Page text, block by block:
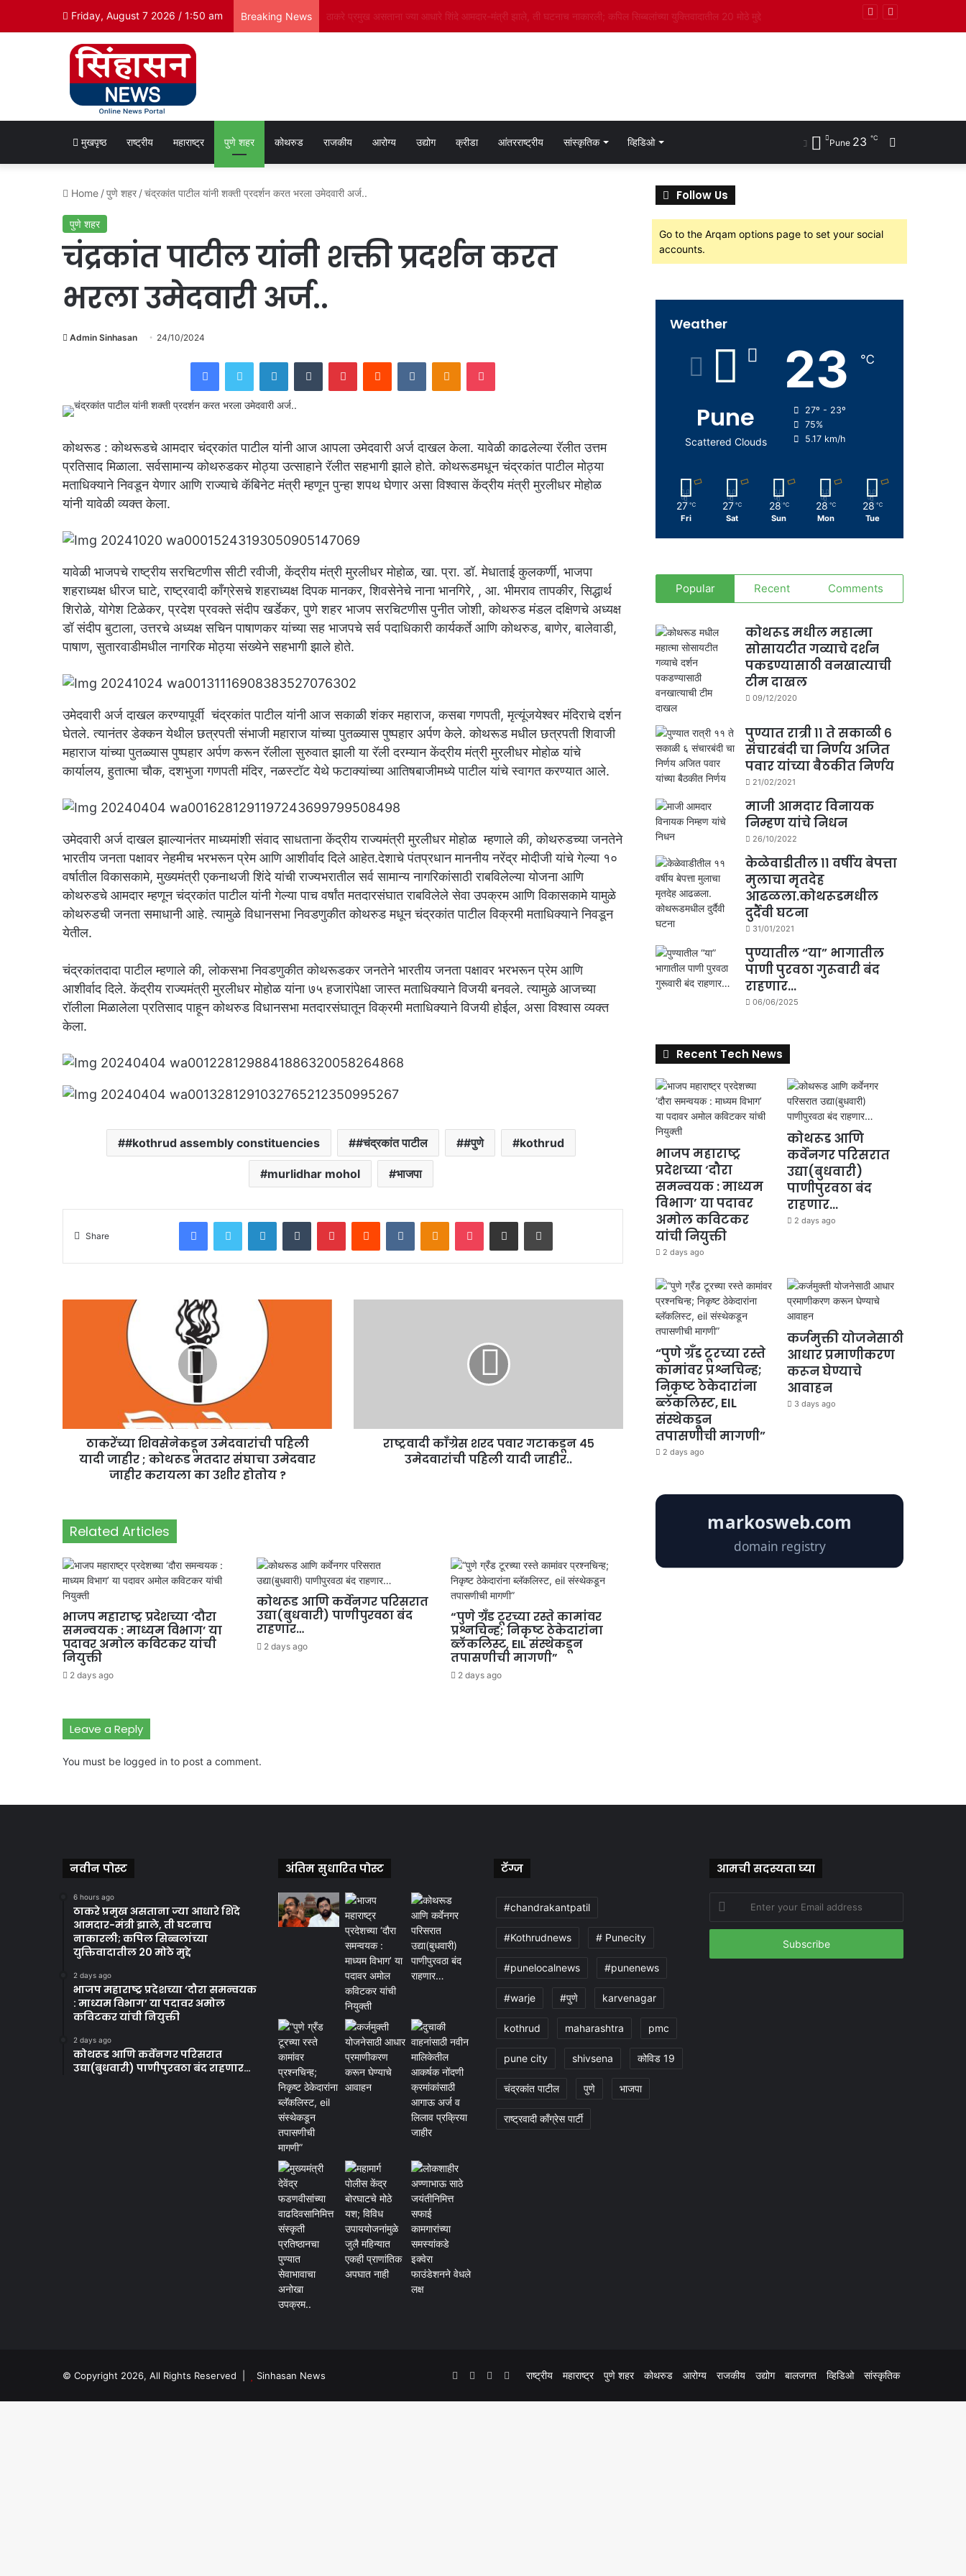
Friday, August 7 2026 / 1:50 am Breaking News भाजप महाराष्ट्र प्रदेशच्या ‘दौरा समन्वयक : माध्यम विभाग’ या पदावर अमोल कविटकर यांची नियुक्ती
मुखपृष्ठ राष्ट्रीय महाराष्ट्र पुणे शहर कोथरुड राजकीय आरोग्य उद्योग क्रीडा आंतरराष्ट्रीय सांस्कृतिक व्हिडिओ Pune 23 ℃
Home /पुणे शहर /चंद्रकांत पाटील यांनी शक्ती प्रदर्शन करत भरला उमेदवारी अर्ज..
पुणे शहर
चंद्रकांत पाटील यांनी शक्ती प्रदर्शन करत
भरला उमेदवारी अर्ज..
Admin Sinhasan 24/10/2024
FacebookTwitterLinkedInTumblrPinterestReddit VKontakteOdnoklassniki
Pocket
कोथरूड : कोथरूडचे आमदार चंद्रकांत पाटील यांंनी आज आपला उमेदवारी अर्ज दाखल केला. यावेळी काढलेल्या रॅलीत उत्तम
प्रतिसाद मिळाला. सर्वसामान्य कोथरुडकर मोठ्या उत्साहाने रॅलीत सहभागी झाले होते. कोथरूडमधून चंद्रकांत पाटील मोठ्या
मताधिक्याने निवडून येणार आणि राज्याचे कॅबिनेट मंत्री म्हणून पुन्हा शपथ घेणार असा विश्वास केंद्रीय मंत्री मुरलीधर मोहोळ
यांनी यावेळी व्यक्त केला.
यावेळी भाजपचे राष्ट्रीय सरचिटणीस सीटी रवीजी, केंद्रीय मंत्री मुरलीधर मोहोळ, खा. प्रा. डॉ. मेधाताई कुलकर्णी, भाजपा
शहराध्यक्ष धीरज घाटे, राष्ट्रवादी काँग्रेसचे शहराध्यक्ष दिपक मानकर, शिवसेनेचे नाना भानगिरे, , आ. भीमराव तापकीर, सिद्धार्थ
शिरोळे, योगेश टिळेकर, प्रदेश प्रवक्ते संदीप खर्डेकर, पुणे शहर भाजप सरचिटणीस पुनीत जोशी, कोथरुड मंडल दक्षिणचे अध्यक्ष
डॉ संदीप बुटाला, उत्तरचे अध्यक्ष सचिन पाषाणकर यांच्या सह भाजपचे सर्व पदाधिकारी कार्यकर्ते आणि कोथरुड, बाणेर, बालेवाडी,
पाषाण, सुतारवाडीमधील नागरिक मोठ्या संख्येने सहभागी झाले होते.
उमेदवारी अर्ज दाखल करण्यापूर्वी चंद्रकांत पाटील यांनी आज सकाळी शंकर महाराज, कसबा गणपती, मृत्यूंजयेश्वर मंदिराचे दर्शन
घेतले. त्यानंतर डेक्कन येथील छत्रपती संभाजी महाराज यांच्या पुतळ्यास पुष्पहार अर्पण केले. कोथरूड मधील छत्रपती शिवाजी
महाराज यांच्या पुतळ्यास पुष्पहार अर्पण करून रॅलीला सुरुवात झाली या रॅली दरम्यान केंद्रीय मंत्री मुरलीधर मोहोळ यांचे
कार्यालय, हुतात्मा चौक, दशभुजा गणपती मंदिर, नळस्टॉट येथे फटाक्यांच्या आतिषबाजीमध्ये पाटील यांचे स्वागत करण्यात आले.
उमेदवारी अर्ज दाखल झाल्यानंतर माध्यमांशी संवाद साधताना केंद्रीय राज्यमंत्री मुरलीधर मोहोळ म्हणाले की, कोथरुडच्या जनतेने
भारतीय जनता पक्षावर नेहमीच भरभरून प्रेम आणि आशीर्वाद दिले आहेत.‌देशाचे पंतप्रधान माननीय नरेंद्र मोदीजी यांचे गेल्या १०
वर्षातील विकासकामे, मुख्यमंत्री एकनाथजी शिंदे यांची राज्यभरातील सर्व सामान्य नागरिकांसाठी राबविलेल्या योजना आणि
कोथरुडचे आमदार म्हणून चंद्रकांत पाटील यांनी गेल्या पाच वर्षांत मतदारसंघात राबविलेले सेवा उपक्रम आणि विकासकामे यामुळे
कोथरुडची जनता समाधानी आहे. त्यामुळे विधानसभा निवडणुकीत कोथरुड मधून चंद्रकांत पाटील विक्रमी मताधिक्याने निवडून
येतील.
चंद्रकांतदादा पाटील म्हणाले की, लोकसभा निवडणुकीत कोथरूडकर जनतेने भारतीय जनता पक्षावर भरभरून प्रेम आणि
आशीर्वाद दिले. केंद्रीय राज्यमंत्री मुरलीधर मोहोळ यांना ७५ हजारांपेक्षा जास्त मताधिक्याने विजयी बनवले. त्यामुळे आजच्या
रॉलीला मिळालेला प्रतिसाद पाहून कोथरुड विधानसभा मतदारसंघातून विक्रमी मताधिक्याने विजयी होईल, असा विश्वास व्यक्त
केला.
#kothrud assembly constituencies #चंद्रकांत पाटील #पुणे kothrud
murlidhar mohol भाजपा
Share
FacebookTwitterLinkedInTumblrPinterestReddit VKontakteOdnoklassniki
PocketShare via Email Print
ठाकरेंच्या शिवसेनेकडून उमेदवारांची पहिली
यादी जाहीर ; कोथरूड मतदार संघाचा उमेदवार
जाहीर करायला का उशीर होतोय ?
राष्ट्रवादी काँग्रेस शरद पवार गटाकडून ४५
उमेदवारांची पहिली यादी जाहीर..
Related Articles
भाजप महाराष्ट्र प्रदेशच्या ‘दौरा
समन्वयक : माध्यम विभाग’ या
पदावर अमोल कविटकर यांची
नियुक्ती
2 days ago
कोथरूड आणि कर्वेनगर परिसरात
उद्या(बुधवारी) पाणीपुरवठा बंद
राहणार…
2 days ago
“पुणे ग्रँड टूरच्या रस्ते कामांवर
प्रश्नचिन्ह; निकृष्ट ठेकेदारांना
ब्लॅकलिस्ट, EIL संस्थेकडून
तपासणीची मागणी”
2 days ago
Leave a Reply
You must be logged in to post a comment.
Follow Us
Go to the Arqam options page to set your social
accounts.
Weather
Pune
Scattered Clouds
23 ℃
27º - 23º
75%
5.17 km/h
27 ℃
Fri
27 ℃
Sat
28 ℃
Sun
28 ℃
Mon
28 ℃
Tue
Popular Recent Comments
कोथरूड मधील महात्मा
सोसायटीत गव्याचे दर्शन
पकडण्यासाठी वनखात्याची
टीम दाखल
09/12/2020
पुण्यात रात्री ११ ते सकाळी ६
संचारबंदी चा निर्णय अजित
पवार यांच्या बैठकीत निर्णय
21/02/2021
माजी आमदार विनायक
निम्हण यांचे निधन
26/10/2022
केळेवाडीतील ११ वर्षीय बेपत्ता
मुलाचा मृतदेह
आढळला.कोथरूडमधील
दुर्दैवी घटना
31/01/2021
पुण्यातील “या” भागातील
पाणी पुरवठा गुरूवारी बंद
राहणार…
06/06/2025
Recent Tech News
भाजप महाराष्ट्र
प्रदेशच्या ‘दौरा
समन्वयक : माध्यम
विभाग’ या पदावर
अमोल कविटकर
यांची नियुक्ती
2 days ago
कोथरूड आणि
कर्वेनगर परिसरात
उद्या(बुधवारी)
पाणीपुरवठा बंद
राहणार…
2 days ago
“पुणे ग्रँड टूरच्या रस्ते
कामांवर प्रश्नचिन्ह;
निकृष्ट ठेकेदारांना
ब्लॅकलिस्ट, EIL
संस्थेकडून
तपासणीची मागणी”
2 days ago
कर्जमुक्ती योजनेसाठी
आधार प्रमाणीकरण
करून घेण्याचे
आवाहन
3 days ago
नवीन पोस्ट
6 hours ago
ठाकरे प्रमुख असताना ज्या आधारे शिंदे
आमदार-मंत्री झाले, ती घटनाच
नाकारली; कपिल सिब्बलांच्या
युक्तिवादातील 20 मोठे मुद्दे
2 days ago
भाजप महाराष्ट्र प्रदेशच्या ‘दौरा समन्वयक
: माध्यम विभाग’ या पदावर अमोल
कविटकर यांची नियुक्ती
2 days ago
कोथरूड आणि कर्वेनगर परिसरात
उद्या(बुधवारी) पाणीपुरवठा बंद राहणार…
अंतिम सुधारित पोस्ट टॅग्ज
#chandrakantpatil
#Kothrudnews # Punecity
#punelocalnews #punenews
#warje #पुणे karvenagar
kothrud maharashtra pmc
pune city shivsena कोविड 19
चंद्रकांत पाटील पुणे भाजपा
राष्ट्रवादी काँग्रेस पार्टी
आमची सदस्यता घ्या
Enter
your
Email
© Copyright 2026, All Rights Reserved | Sinhasan News राष्ट्रीय महाराष्ट्र पुणे शहर कोथरुड आरोग्य राजकीय उद्योग बालजगत व्हिडिओ सांस्कृतिक
Facebook
TwitterYouTubeInstagram